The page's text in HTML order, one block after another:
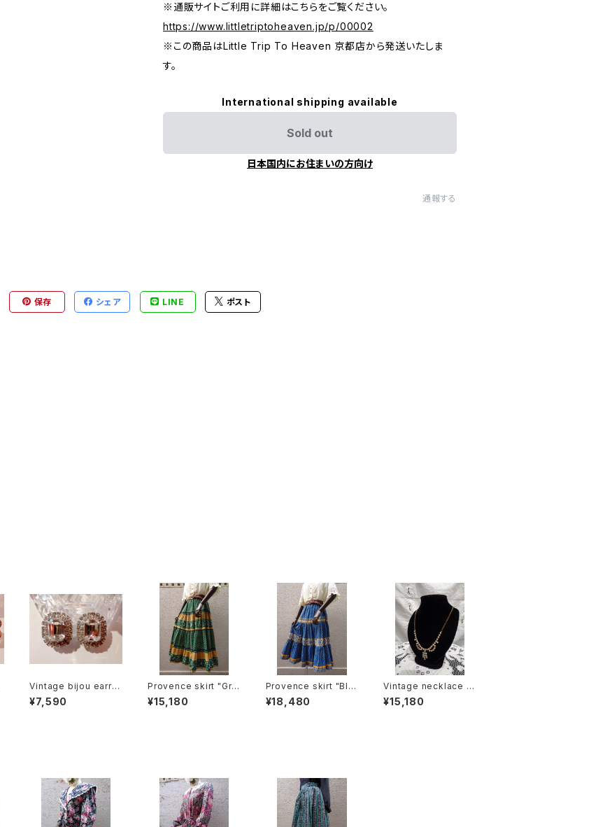
※通販サイトご利用に詳細はこちらをご覧ください。
https://www.littletriptoheaven.jp/p/00002
※この商品はLittle Trip To Heaven 京都店から発送いたしま
す。
International shipping available
Sold out
日本国内にお住まいの方向け
通報する
保存 シェア LINE ポスト
Vintage bijou earrin
gs "Oval shape" ビ
ジュー オーバル型 イヤ
¥7,590
Provence skirt "Gre
en × Yellow" プロヴ
ァンス スカート "グリー
¥15,180
Provence skirt "Blu
e × Yellow" プロヴァ
ンス スカート "ブルー ×
¥18,480
Vintage necklace ビ
ンテージネックレス
¥15,180